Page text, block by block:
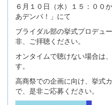
６月１０日（水）１５：０
あデンパ！」にて
ブライダル部の挙式プロデュ
非、ご拝聴ください。
オンタイムで聴けない場合は
す。
高商祭での企画に向け、挙式
で、是非ご応募ください。